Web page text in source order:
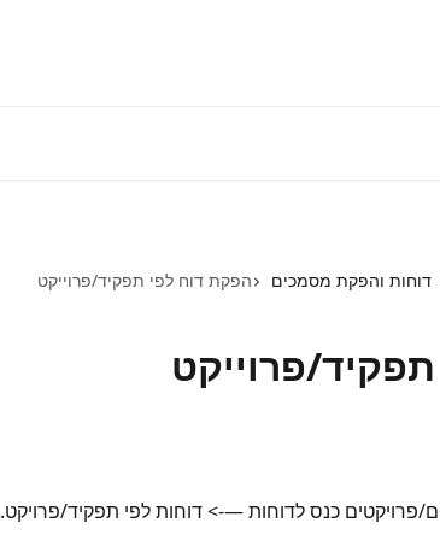
דוחות והפקת מסמכים הפקת דוח לפי תפקיד/פרוייקט
פרוייקט
פרויקטים כנס לדוחות —-> דוחות לפי תפקיד/פרויקט.